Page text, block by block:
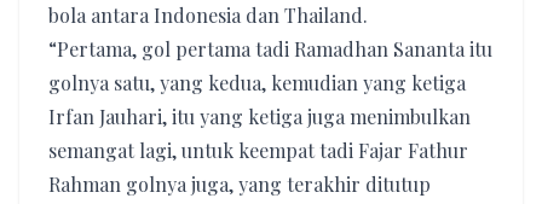
bola antara Indonesia dan Thailand.
“Pertama, gol pertama tadi Ramadhan Sananta itu
golnya satu, yang kedua, kemudian yang ketiga
Irfan Jauhari, itu yang ketiga juga menimbulkan
semangat lagi, untuk keempat tadi Fajar Fathur
Rahman golnya juga, yang terakhir ditutup